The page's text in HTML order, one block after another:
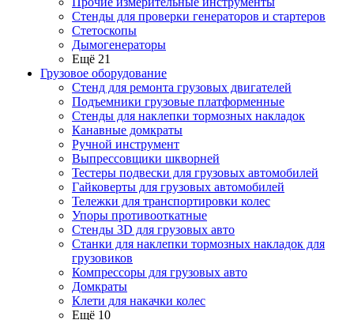
Стенды для проверки генераторов и стартеров
Стетоскопы
Дымогенераторы
Ещё 21
Грузовое оборудование
Стенд для ремонта грузовых двигателей
Подъемники грузовые платформенные
Стенды для наклепки тормозных накладок
Канавные домкраты
Ручной инструмент
Выпрессовщики шкворней
Тестеры подвески для грузовых автомобилей
Гайковерты для грузовых автомобилей
Тележки для транспортировки колес
Упоры противооткатные
Стенды 3D для грузовых авто
Станки для наклепки тормозных накладок для
грузовиков
Компрессоры для грузовых авто
Домкраты
Клети для накачки колес
Ещё 10